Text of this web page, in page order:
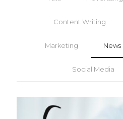
Content Writing
Marketing News
Social Media